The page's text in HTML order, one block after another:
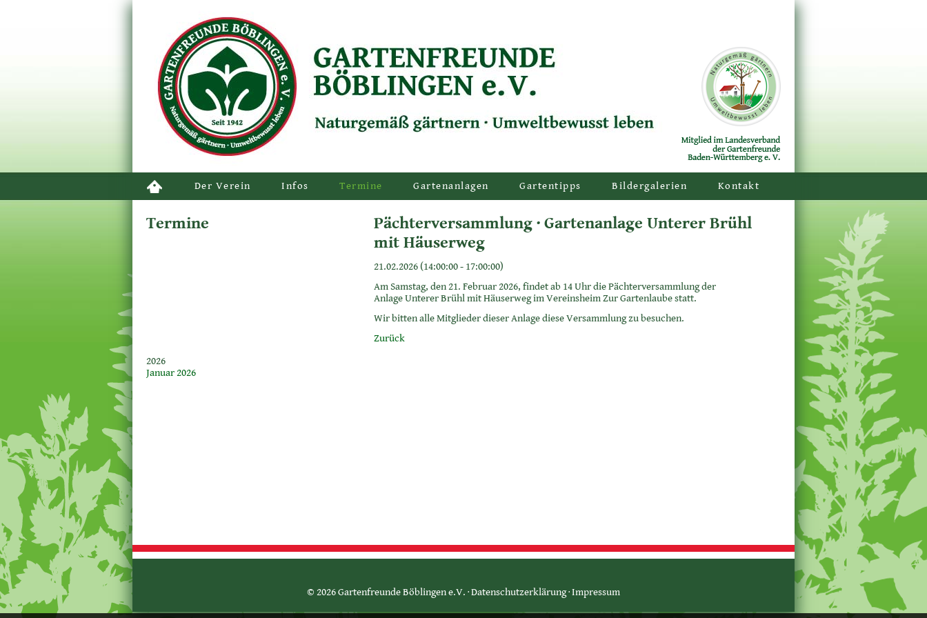
Der Verein Infos Termine Gartenanlagen Gartentipps Bildergalerien Kontakt
Termine
Pächterversammlung · Gartenanlage Unterer Brühl
mit Häuserweg
21.02.2026 (14:00:00- 17:00:00)
Am Samstag, den 21. Februar 2026, findet ab 14 Uhr die Pächterversammlung der
Anlage Unterer Brühl mit Häuserweg im Vereinsheim Zur Gartenlaube statt.
Wir bitten alle Mitglieder dieser Anlage diese Versammlung zu besuchen.
Zurück
2026
Januar 2026
© 2026 Gartenfreunde Böblingen e.V. ·Datenschutzerklärung·Impressum